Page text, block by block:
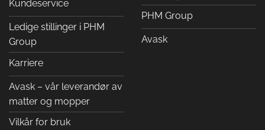
Kundeservice
Ledige stillinger i PHM
Group
Karriere
Avask – vår leverandør av
matter og mopper
Vilkår for bruk
PHM Group
Avask